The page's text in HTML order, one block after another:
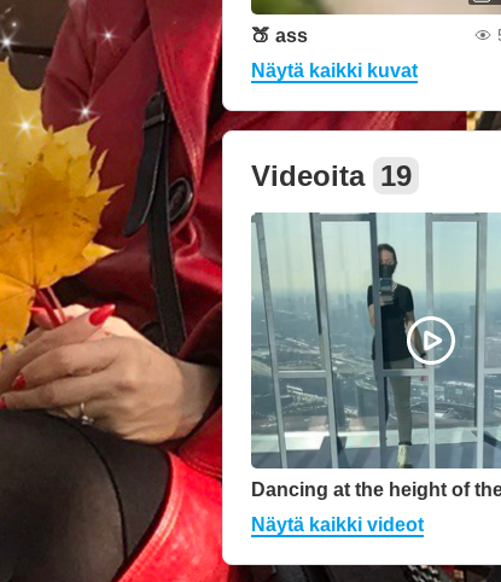
🍑 ass
Näytä kaikki kuvat
Videoita 19
Näytä kaikki videot